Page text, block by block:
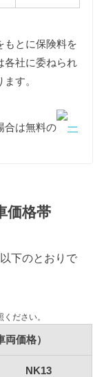
す。
額
12,300円
出していま
もとに保険料を
各社に委ねられ
す。
合は無料の
一
価格帯
下のとおりで
ください。
価格）
NK13